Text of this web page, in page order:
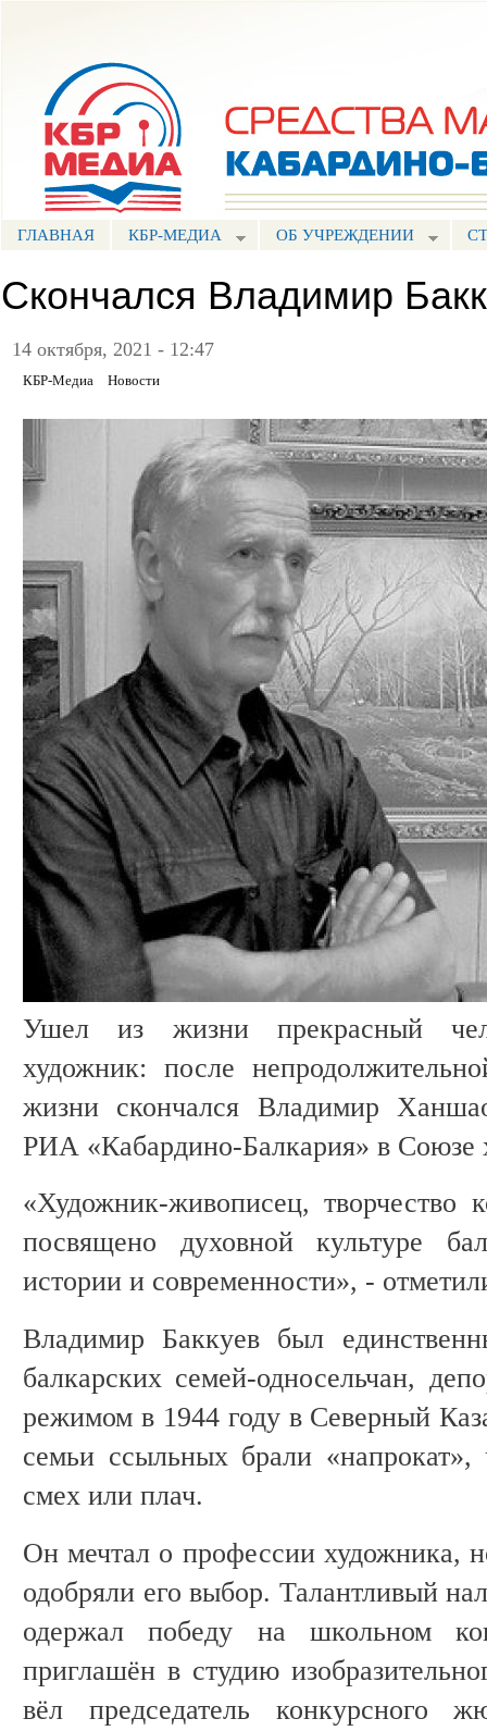
ГЛАВНАЯ КБР-МЕДИА ОБ УЧРЕЖДЕНИИ
Скончался Владимир
14 октября, 2021 - 12:47
КБР-Медиа Новости
Ушел из жизни прекрасный
художник: после
жизни скончался Владимир
РИА «Кабардино-Балкария» в Союзе
«Художник-живописец, творчество
посвящено духовной культуре
истории и современности», -
Владимир Баккуев был
балкарских семей-односельчан,
режимом в 1944 году в Северный
семьи ссыльных брали
смех или плач.
Он мечтал о профессии художника,
одобряли его выбор. Талантливый
одержал победу на школьном
приглашён в студию
вёл председатель конкурсного